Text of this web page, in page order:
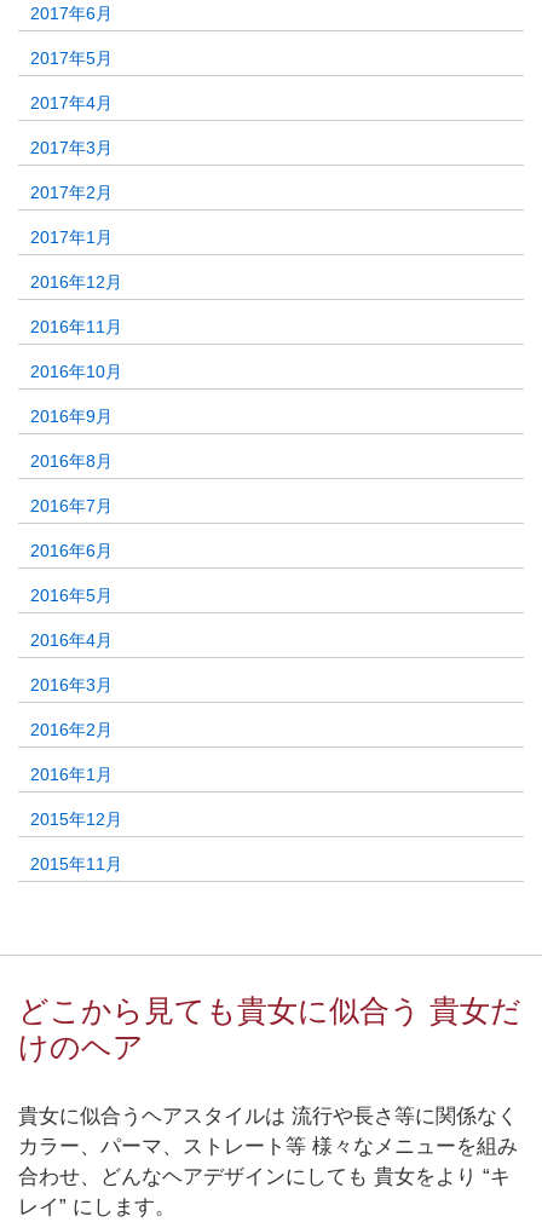
2017年6月
2017年5月
2017年4月
2017年3月
2017年2月
2017年1月
2016年12月
2016年11月
2016年10月
2016年9月
2016年8月
2016年7月
2016年6月
2016年5月
2016年4月
2016年3月
2016年2月
2016年1月
2015年12月
2015年11月
どこから見ても貴女に似合う 貴女だ
けのヘア
貴女に似合うヘアスタイルは 流行や長さ等に関係なく
カラー、パーマ、ストレート等 様々なメニューを組み
合わせ、どんなヘアデザインにしても 貴女をより “キ
レイ” にします。